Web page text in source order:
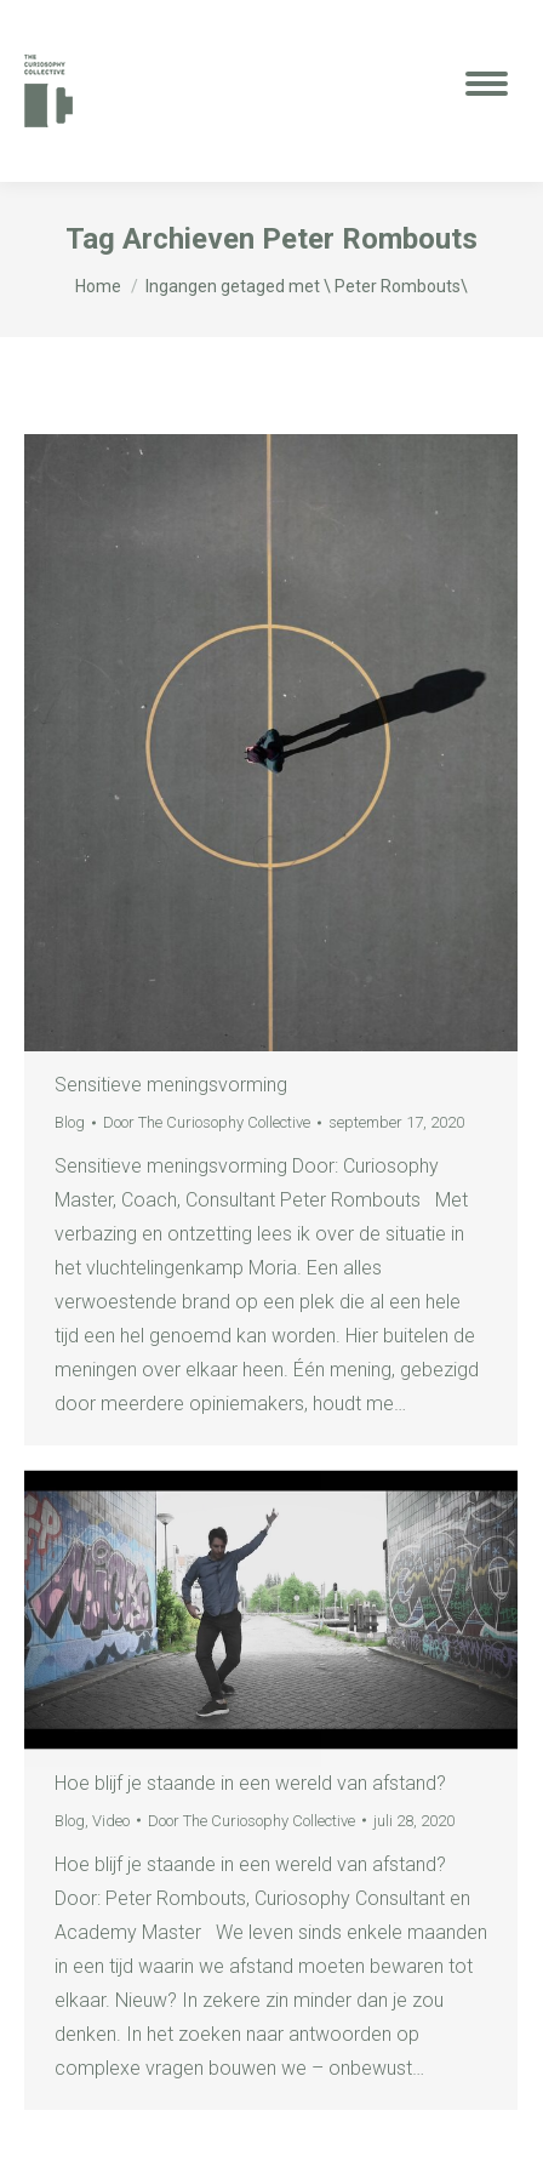
Tag Archieven Peter Rombouts
Je bent hier:
Home Ingangen getaged met \ Peter Rombouts\
Sensitieve meningsvorming
Blog Door The Curiosophy Collective september 17, 2020
Sensitieve meningsvorming Door: Curiosophy
Master, Coach, Consultant Peter Rombouts Met
verbazing en ontzetting lees ik over de situatie in
het vluchtelingenkamp Moria. Een alles
verwoestende brand op een plek die al een hele
tijd een hel genoemd kan worden. Hier buitelen de
meningen over elkaar heen. Één mening, gebezigd
door meerdere opiniemakers, houdt me…
Hoe blijf je staande in een wereld van afstand?
Blog Video Door The Curiosophy Collective juli 28, 2020
Hoe blijf je staande in een wereld van afstand?
Door: Peter Rombouts, Curiosophy Consultant en
Academy Master We leven sinds enkele maanden
in een tijd waarin we afstand moeten bewaren tot
elkaar. Nieuw? In zekere zin minder dan je zou
denken. In het zoeken naar antwoorden op
complexe vragen bouwen we – onbewust…